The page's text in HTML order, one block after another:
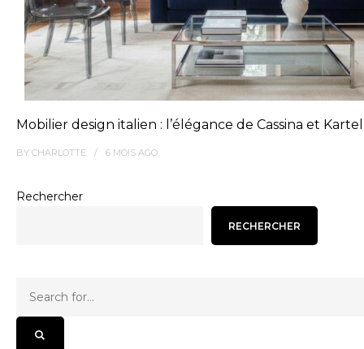
Mobilier design italien : l’élégance de Cassina et
BY CHARLOTTE 6 MOIS AGO
Rechercher
RECHERCHER